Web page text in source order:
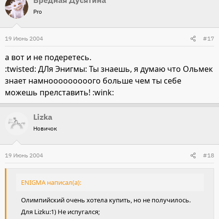
Pro
19 Июнь 2004 #17
а вот и не подеретесь.
:twisted: ДЛя Энигмы: Ты знаешь, я думаю что Ольмек
знает намнооооооооого больше чем ты себе
можешь прелставить! :wink:
Lizka
Новичок
19 Июнь 2004 #18
ENIGMA написал(а):
Олимпийский очень хотела купить, но не получилось.
Для Lizku:1) Не испугался;